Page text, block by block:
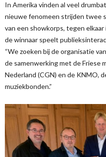
In Amerika vinden al veel
nieuwe fenomeen strijden twee
van een showkorps, tegen
de winnaar speelt
“We zoeken bij de organisatie
de samenwerking met de Friese
Nederland (CGN) en de KNMO,
muziekbonden.”